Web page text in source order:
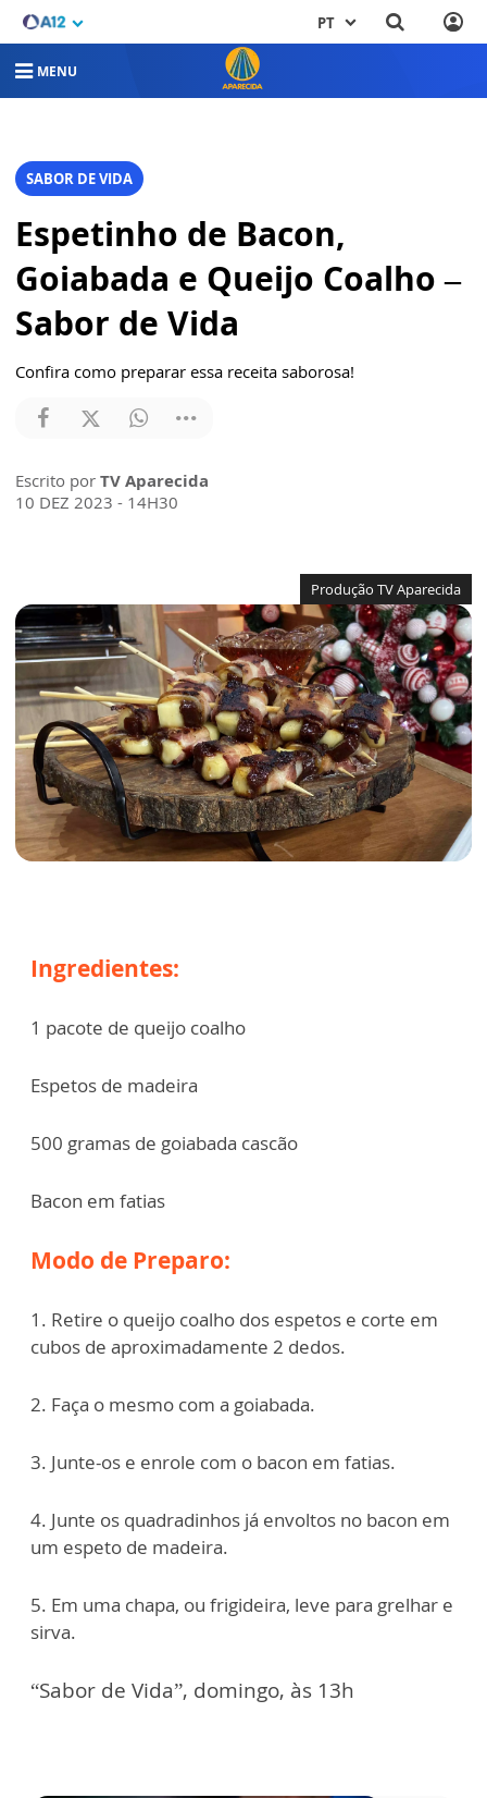
PT
MENU
SABOR DE VIDA
Espetinho de Bacon,
Goiabada e Queijo Coalho –
Sabor de Vida
Confira como preparar essa receita saborosa!
Escrito por TV Aparecida
10 DEZ 2023 - 14H30
Produção TV Aparecida
Ingredientes:
1 pacote de queijo coalho
Espetos de madeira
500 gramas de goiabada cascão
Bacon em fatias
Modo de Preparo:
1. Retire o queijo coalho dos espetos e corte em
cubos de aproximadamente 2 dedos.
2. Faça o mesmo com a goiabada.
3. Junte-os e enrole com o bacon em fatias.
4. Junte os quadradinhos já envoltos no bacon em
um espeto de madeira.
5. Em uma chapa, ou frigideira, leve para grelhar e
sirva.
“Sabor de Vida”, domingo, às 13h